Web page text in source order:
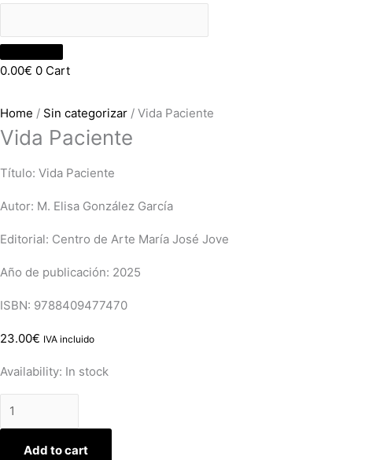
0.00€ 0 Cart
Home / Sin categorizar / Vida Paciente
Vida Paciente
Título: Vida Paciente
Autor: M. Elisa González García
Editorial: Centro de Arte María José Jove
Año de publicación: 2025
ISBN: 9788409477470
23.00€ IVA incluido
Availability: In stock
Add to cart